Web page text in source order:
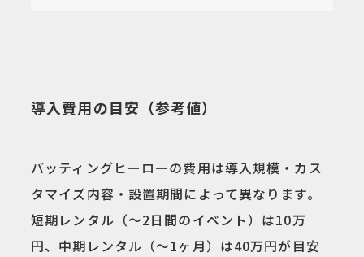
導入費用の目安（参考値）
バッティングヒーローの費用は導入規模・カス
タマイズ内容・設置期間によって異なります。
短期レンタル（〜2日間のイベント）は10万
円、中期レンタル（〜1ヶ月）は40万円が目安